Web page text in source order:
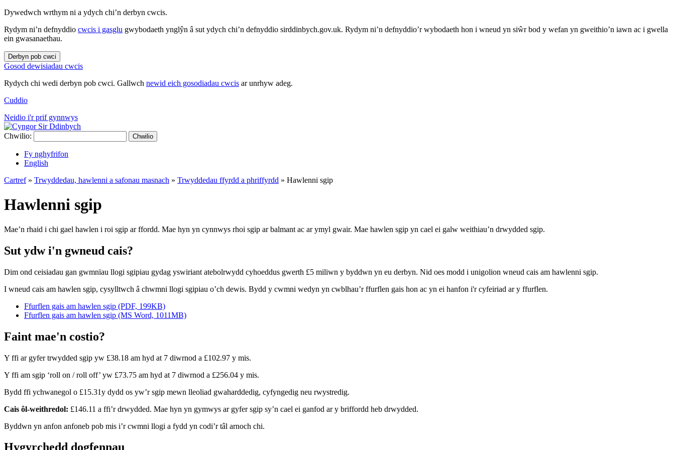
Dywedwch wrthym ni a ydych chi’n derbyn cwcis.
Rydym ni’n defnyddio cwcis i gasglu gwybodaeth ynglŷn â sut ydych chi’n defnyddio sirddinbych.gov.uk. Rydym ni’n defnyddio’r wybodaeth hon i wneud yn siŵr bod y wefan yn gweithio’n iawn ac i gwella
ein gwasanaethau.
Derbyn pob cwci
Gosod dewisiadau cwcis
Rydych chi wedi derbyn pob cwci. Gallwch newid eich gosodiadau cwcis ar unrhyw adeg.
Cuddio
Neidio i'r prif gynnwys
Chwilio: Chwilio
Fy nghyfrifon
English
Cartref» Trwyddedau, hawlenni a safonau masnach » Trwyddedau ffyrdd a phriffyrdd » Hawlenni sgip
Hawlenni sgip
Mae’n rhaid i chi gael hawlen i roi sgip ar ffordd. Mae hyn yn cynnwys rhoi sgip ar balmant ac ar ymyl gwair. Mae hawlen sgip yn cael ei galw weithiau’n drwydded sgip.
Sut ydw i'n gwneud cais?
Dim ond ceisiadau gan gwmnïau llogi sgipiau gydag yswiriant atebolrwydd cyhoeddus gwerth £5 miliwn y byddwn yn eu derbyn. Nid oes modd i unigolion wneud cais am hawlenni sgip.
I wneud cais am hawlen sgip, cysylltwch â chwmni llogi sgipiau o’ch dewis. Bydd y cwmni wedyn yn cwblhau’r ffurflen gais hon ac yn ei hanfon i'r cyfeiriad ar y ffurflen.
Ffurflen gais am hawlen sgip (PDF, 199KB)
Ffurflen gais am hawlen sgip (MS Word, 1011MB)
Faint mae'n costio?
Y ffi ar gyfer trwydded sgip yw £38.18 am hyd at 7 diwrnod a £102.97 y mis.
Y ffi am sgip ‘roll on / roll off’ yw £73.75 am hyd at 7 diwrnod a £256.04 y mis.
Bydd ffi ychwanegol o £15.31y dydd os yw’r sgip mewn lleoliad gwaharddedig, cyfyngedig neu rwystredig.
Cais ôl-weithredol: £146.11 a ffi’r drwydded. Mae hyn yn gymwys ar gyfer sgip sy’n cael ei ganfod ar y briffordd heb drwydded.
Byddwn yn anfon anfoneb pob mis i’r cwmni llogi a fydd yn codi’r tâl arnoch chi.
Hygyrchedd dogfennau